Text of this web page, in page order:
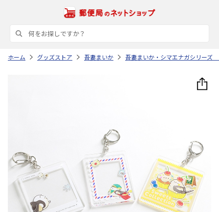
ホーム グッズストア 吾妻まいか 吾妻まいか・シマエナガシリーズ